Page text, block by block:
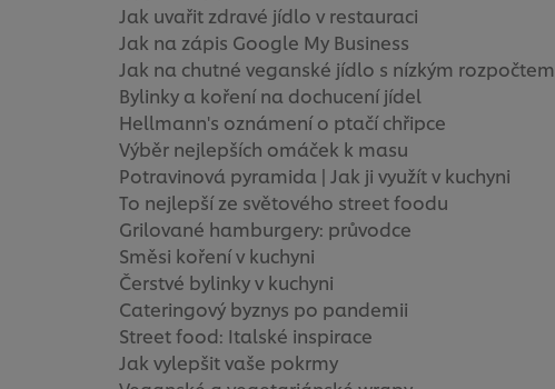
Jak uvařit zdravé jídlo v restauraci
Jak na zápis Google My Business
Jak na chutné veganské jídlo s nízkým rozpočtem
Bylinky a koření na dochucení jídel
Hellmann's oznámení o ptačí chřipce
Výběr nejlepších omáček k masu
Potravinová pyramida | Jak ji využít v kuchyni
To nejlepší ze světového street foodu
Grilované hamburgery: průvodce
Směsi koření v kuchyni
Čerstvé bylinky v kuchyni
Cateringový byznys po pandemii
Street food: Italské inspirace
Jak vylepšit vaše pokrmy